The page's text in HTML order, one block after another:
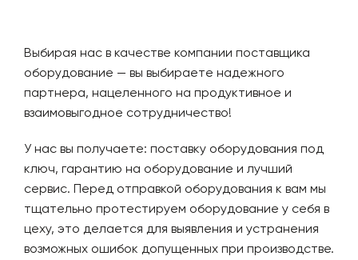
Выбирая нас в качестве компании поставщика
оборудование — вы выбираете надежного
партнера, нацеленного на продуктивное и
взаимовыгодное сотрудничество!
У нас вы получаете: поставку оборудования под
ключ, гарантию на оборудование и лучший
сервис. Перед отправкой оборудования к вам мы
тщательно протестируем оборудование у себя в
цеху, это делается для выявления и устранения
возможных ошибок допущенных при производстве.